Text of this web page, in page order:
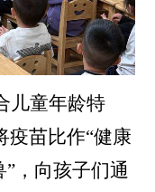
儿童年龄特
疫苗比作“健康
，向孩子们通